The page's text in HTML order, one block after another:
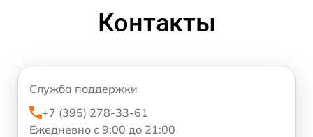
Контакты
Служба поддержки
+7 (395) 278-33-61
Ежедневно с 9:00 до 21:00